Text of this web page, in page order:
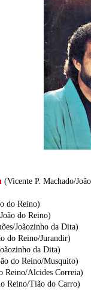
(Vicente P. Machado/
do Reino)
do Reino)
Joãozinho da Dita)
do Reino/Jurandir)
da Dita)
do Reino/Musquito)
Reino/Alcides Correia)
Reino/Tião do Carro)